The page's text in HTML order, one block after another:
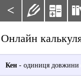
<  
Онлайн
Кен- одиниця довжини